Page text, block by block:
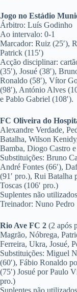
Jogo no Estádio
Árbitro: Luís Godinho
Ao intervalo: 0-1
Marcador: Ruiz (25′),
Patrick (115′)
Acção disciplinar:
(35′), Josué (38′),
Ronaldo (58′), Vítor
(98′), António Alves
e Pablo Gabriel (108′).
FC Oliveira do
Alexandre Verdade,
Batalha, Wilson
Bamba, Diogo Castro
Substituições: Bruno
André Fontes (66′),
(91′ pro.), Rui Batalha
Toscas (106′ pro.)
Suplentes não
Treinador: Nuno Pedro
Rio Ave FC 2 (2 após
Magrão, Nóbrega,
Ferreira, Ukra, Josué,
Substituições: Miguel
(60′), Fábio Ronaldo
(75′) Josué por Paulo
pro.)
Suplentes não